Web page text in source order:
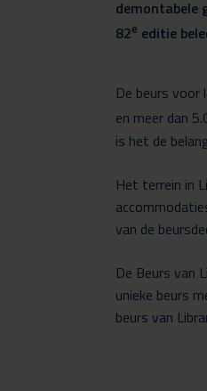
demontabele
82e editie
De beurs
en meer dan
is het de
Het terrein in
van de
De Beurs van
unieke beurs
beurs van